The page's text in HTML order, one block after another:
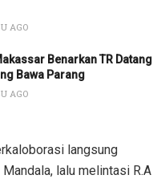
AGO
Benarkan TR Datang
Bawa Parang
AGO
langsung
lalu melintasi R.A